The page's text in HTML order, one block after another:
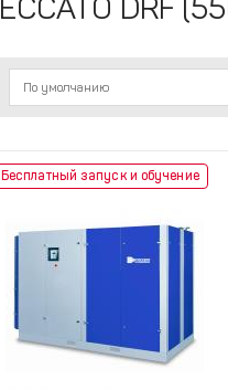
DRF
По умолчанию
Бесплатный запуск и обучение